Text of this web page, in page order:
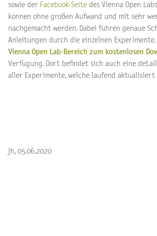
sowie der Facebook-Seite des Vienna Open
können ohne großen Aufwand und mit sehr
nachgemacht werden. Dabei führen genaue
Anleitungen durch die einzelnen Experimente.
Vienna Open Lab-Bereich zum kostenlosen
Verfügung. Dort befindet sich auch eine
aller Experimente, welche laufend aktualisiert
jh, 05.06.2020